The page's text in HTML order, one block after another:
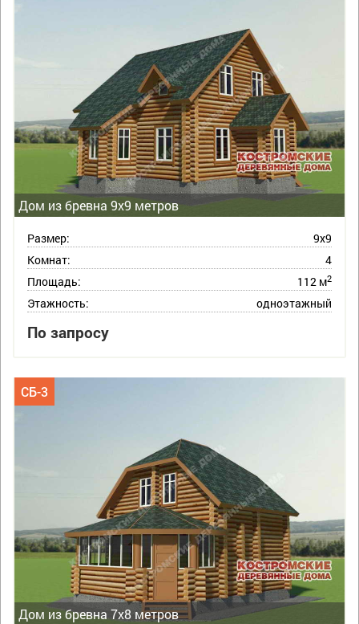
Дом из бревна 9х9 метров
Размер:
9х9
Комнат:
4
Площадь:
112 м2
Этажность: одноэтажный
По запросу
Дом из бревна 7х8 метров
СБ-3